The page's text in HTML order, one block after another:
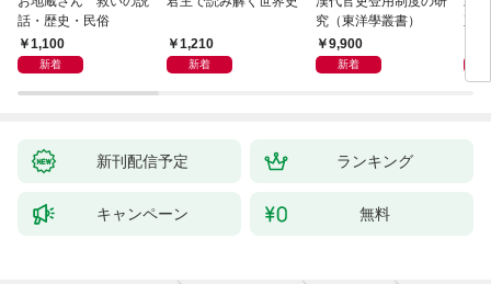
話・歴史・民俗
1,100
新着
1,210
新着
究（東洋學叢書）
9,900
新着
直
新刊配信予定 ランキング
キャンペーン 無料